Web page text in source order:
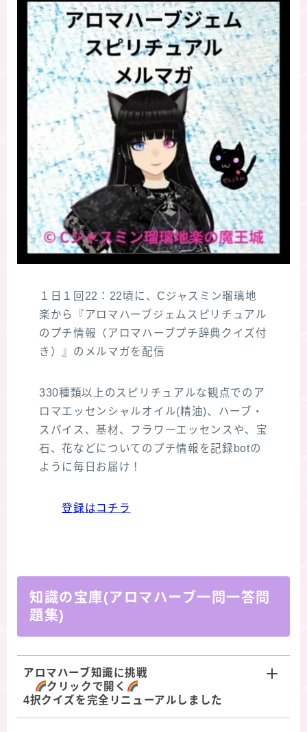
１日１回22：22頃に、Cジャスミン瑠璃地
楽から『アロマハーブジェムスピリチュアル
のプチ情報（アロマハーブプチ辞典クイズ付
き）』のメルマガを配信
330種類以上のスピリチュアルな観点でのア
ロマエッセンシャルオイル(精油)、ハーブ・
スパイス、基材、フラワーエッセンスや、宝
石、花などについてのプチ情報を記録botの
ように毎日お届け！
登録はコチラ
知識の宝庫(アロマハーブ一問一答問
題集)
アロマハーブ知識に挑戦
クリックで開く
4択クイズを完全リニューアルしました